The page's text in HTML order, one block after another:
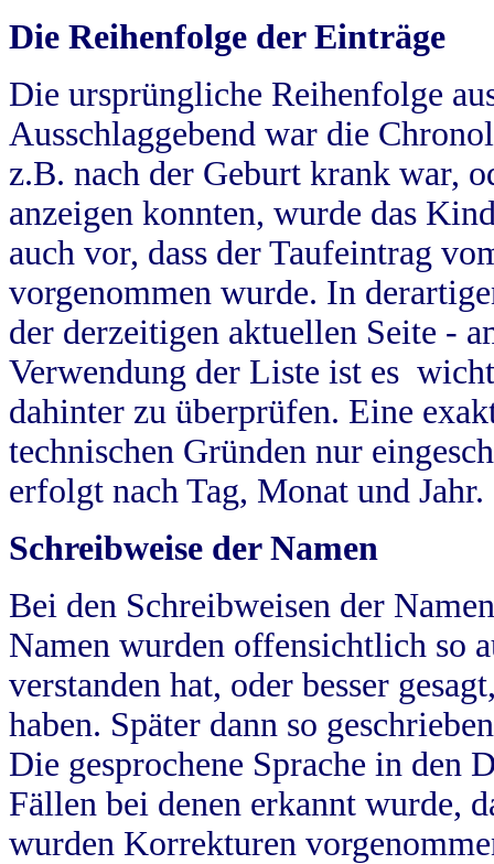
Die Reihenfolge der Einträge
Die ursprüngliche Reihenfolge
Ausschlaggebend war die
z.B. nach der Geburt krank war,
anzeigen konnten, wurde das
auch vor, dass der Taufeintrag
vorgenommen wurde. In
der derzeitigen aktuellen Seite -
Verwendung der Liste ist es
dahinter zu überprüfen. Eine
technischen Gründen nur
erfolgt nach Tag, Monat und Jahr.
Schreibweise der Namen
Bei den Schreibweisen der
Namen wurden offensichtlich so
verstanden hat, oder besser
haben. Später dann so
Die gesprochene Sprache in
Fällen bei denen erkannt wurde,
wurden Korrekturen